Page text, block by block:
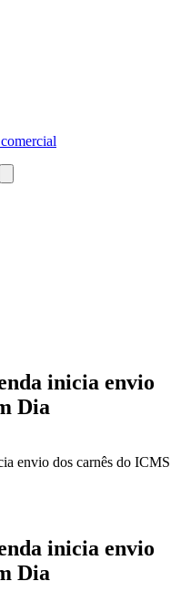
inicia envio
Dia
envio dos carnês do ICMS
inicia envio
Dia